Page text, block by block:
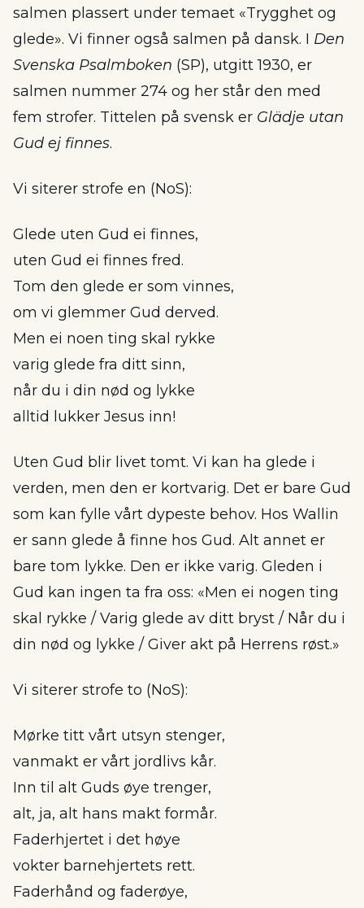
salmen plassert under temaet «Trygghet og
glede». Vi finner også salmen på dansk. I Den
Svenska Psalmboken (SP), utgitt 1930, er
salmen nummer 274 og her står den med
fem strofer. Tittelen på svensk er Glädje utan
Gud ej finnes.
Vi siterer strofe en (NoS):
Glede uten Gud ei finnes,
uten Gud ei finnes fred.
Tom den glede er som vinnes,
om vi glemmer Gud derved.
Men ei noen ting skal rykke
varig glede fra ditt sinn,
når du i din nød og lykke
alltid lukker Jesus inn!
Uten Gud blir livet tomt. Vi kan ha glede i
verden, men den er kortvarig. Det er bare Gud
som kan fylle vårt dypeste behov. Hos Wallin
er sann glede å finne hos Gud. Alt annet er
bare tom lykke. Den er ikke varig. Gleden i
Gud kan ingen ta fra oss: «Men ei nogen ting
skal rykke / Varig glede av ditt bryst / Når du i
din nød og lykke / Giver akt på Herrens røst.»
Vi siterer strofe to (NoS):
Mørke titt vårt utsyn stenger,
vanmakt er vårt jordlivs kår.
Inn til alt Guds øye trenger,
alt, ja, alt hans makt formår.
Faderhjertet i det høye
vokter barnehjertets rett.
Faderhånd og faderøye,